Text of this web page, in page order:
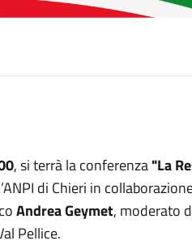
, si terrà la conferenza"La
di Chieri in
Andrea Geymet, moderato
Pellice.